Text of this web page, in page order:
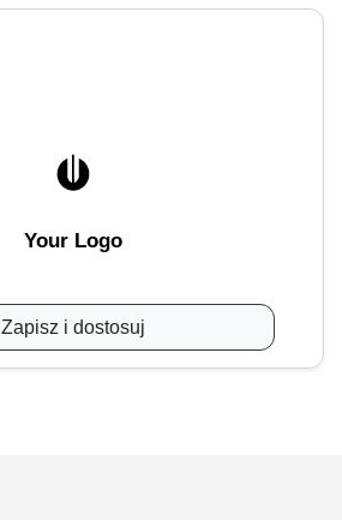
Your Logo
Zapisz i dostosuj